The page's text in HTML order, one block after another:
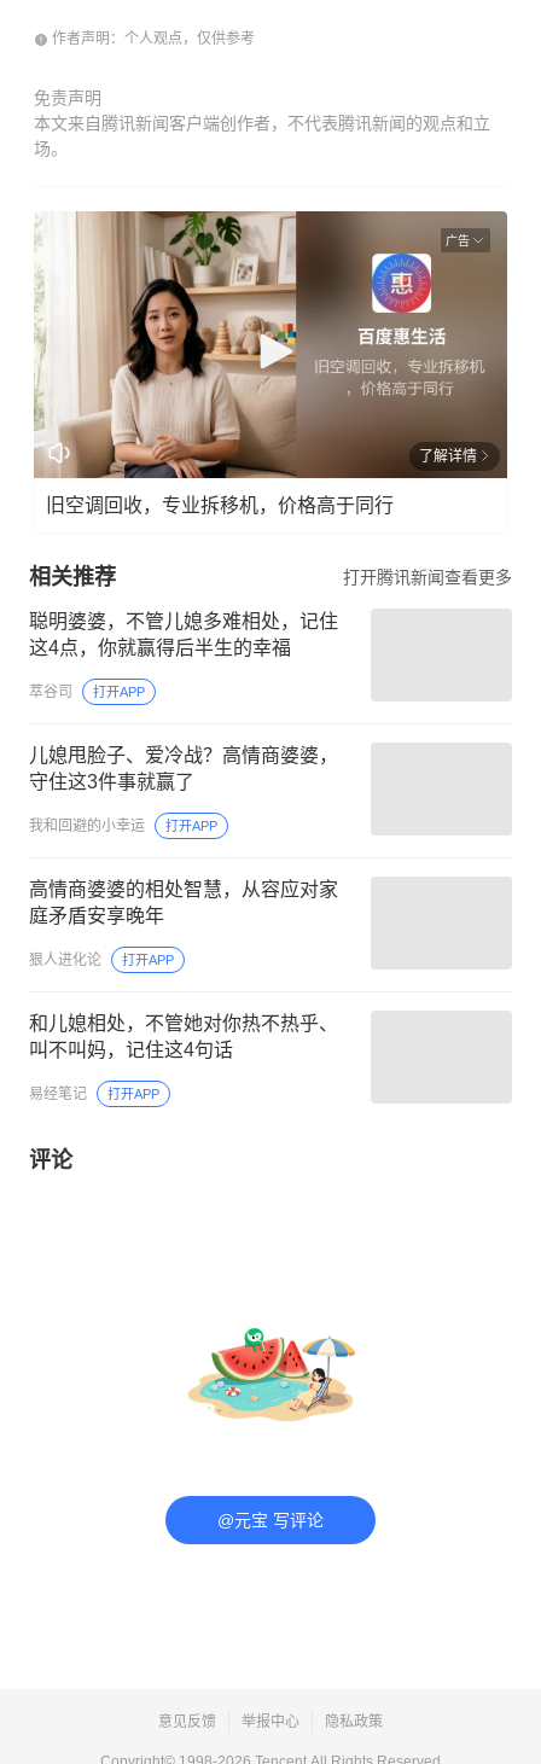
作者声明：个人观点，仅供参考
免责声明
本文来自腾讯新闻客户端创作者，不代表腾讯新闻的观点和立
场。
广告
了解详情
旧空调回收，专业拆移机，价格高于同行
相关推荐 打开腾讯新闻查看更多
聪明婆婆，不管儿媳多难相处，记住
这4点，你就赢得后半生的幸福
萃谷司 打开APP
儿媳甩脸子、爱冷战？高情商婆婆，
守住这3件事就赢了
我和回避的小幸运 打开APP
高情商婆婆的相处智慧，从容应对家
庭矛盾安享晚年
狠人进化论 打开APP
和儿媳相处，不管她对你热不热乎、
叫不叫妈，记住这4句话
易经笔记 打开APP
评论
@元宝 写评论
意见反馈 举报中心 隐私政策